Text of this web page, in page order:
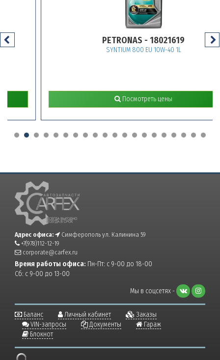
PETRONAS - 18021619
SYNTIUM 800 EU 10W-40 1L
Посмотреть цены
Адрес офиса:
Симферополь ул. Калинина 59
+7(978)112-12-19
corporate@carfex.ru
Время работы офиса: Пн-Пт: с 9-00 до 18-00
Сб: с 9-00 до 13-00
Мы в соцсетях -
Баланс Личный кабинет
Заказы
VIN-запросы
Документы
Гараж
Блокнот